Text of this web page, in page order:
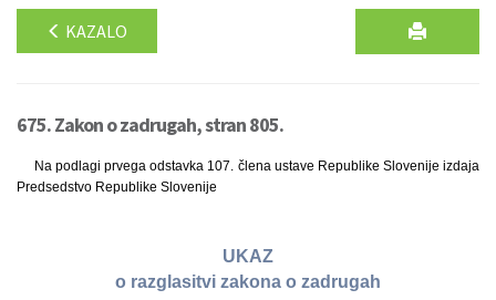
KAZALO
675. Zakon o zadrugah, stran 805.
Na podlagi prvega odstavka 107. člena ustave Republike Slovenije izdaja
Predsedstvo Republike Slovenije
UKAZ
o razglasitvi zakona o zadrugah